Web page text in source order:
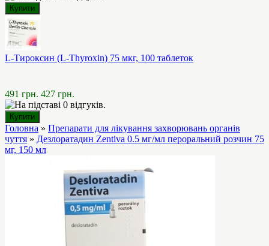
L-Тироксин (L-Thyroxin) 75 мкг, 100 таблеток
491 грн. 427 грн.
Головна » Препарати для лікування захворювань органів
чуття » Дезлоратадин Zentiva 0.5 мг/мл пероральний розчин 75
мг, 150 мл